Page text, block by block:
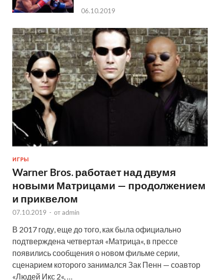
06.10.2019
ИГРЫ
Warner Bros. работает над двумя
новыми Матрицами — продолжением
и приквелом
07.10.2019 - от admin
В 2017 году, еще до того, как была официально
подтверждена четвертая «Матрица«, в прессе
появились сообщения о новом фильме серии,
сценарием которого занимался Зак Пенн — соавтор
«Людей Икс 2«, …